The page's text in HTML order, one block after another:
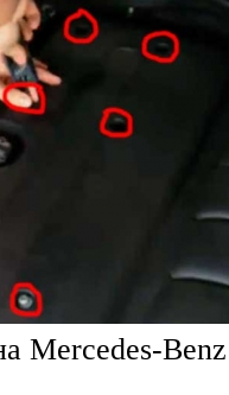
Mercedes-